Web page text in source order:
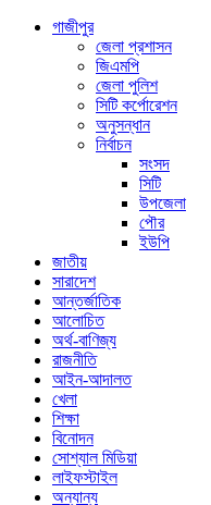
গাজীপুর
জেলা প্রশাসন
জিএমপি
জেলা পুলিশ
সিটি কর্পোরেশন
অনুসন্ধান
নির্বাচন
সংসদ
সিটি
উপজেলা
পৌর
ইউপি
জাতীয়
সারাদেশ
আন্তর্জাতিক
আলোচিত
অর্থ-বাণিজ্য
রাজনীতি
আইন-আদালত
খেলা
শিক্ষা
বিনোদন
সোশ্যাল মিডিয়া
লাইফস্টাইল
অন্যান্য